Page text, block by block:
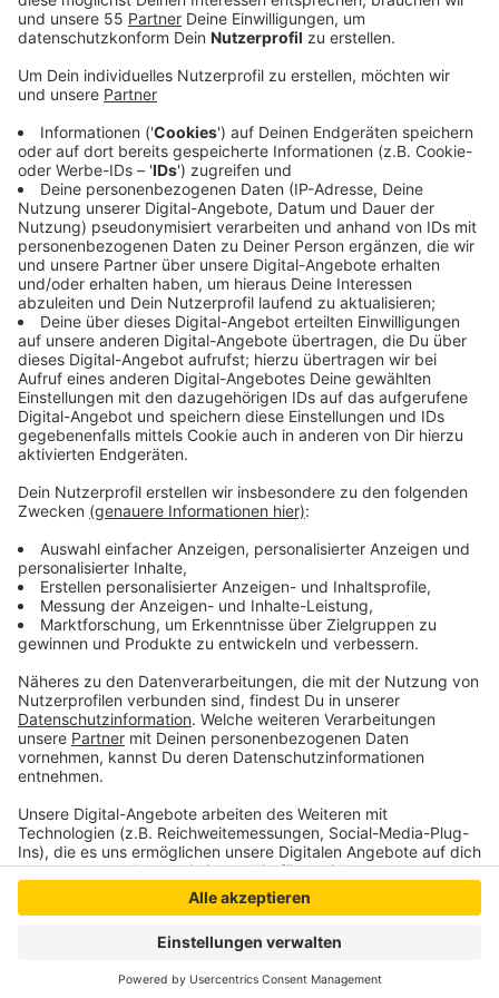
Anzeige
An dieser Arbeitsgruppe beteiligen sich die Kreise
Kleve und Borken sowie die Veiligheidsregios Noord-en
Oost Gelderland und Gelderland-Midden mit
zahlreichen Maßnahmen. So werden unter anderem
Daten und Corona-Testergebnisse ausgetauscht.
Dabei hat die Taskforce die Risiken durch
Arbeitsmigranten im Grenzgebiet im Visier. Zahlreiche
Leiharbeiter arbeiten in der niederländischen
Fleischindustrie und wohnen in der deutschen
Grenzregion. Anordnungen des Gesundheitsamtes
werden hier oft vorsätzlich umgangen, heißt es aus der
Klever Kreisverwaltung. Die Taskforce hat sich jetzt
mit den Erkenntnissen der letzten Wochen an die
übergeordneten Behörden beider Länder gewandt.
Darin werden sie aufgefordert, den Druck auf die
Regierungen beider Länder zum Einlenken zu bewegen.
Anzeige
Anzeige